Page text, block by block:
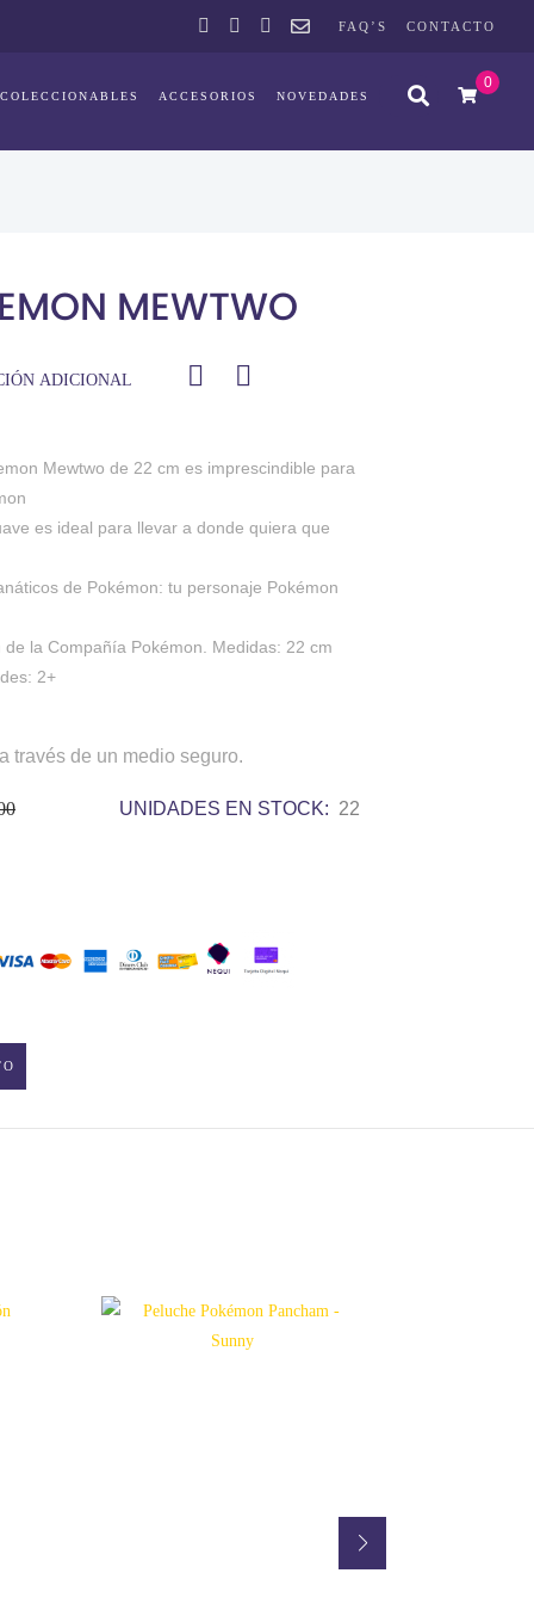
FAQ’S CONTACTO
COLECCIONABLES ACCESORIOS NOVEDADES
0
MEWTWO
ADICIONAL
Mewtwo de 22 cm es imprescindible para
es ideal para llevar a donde quiera que
de Pokémon: tu personaje Pokémon
la Compañía Pokémon. Medidas: 22 cm
2+
través de un medio seguro.
UNIDADES EN STOCK: 22